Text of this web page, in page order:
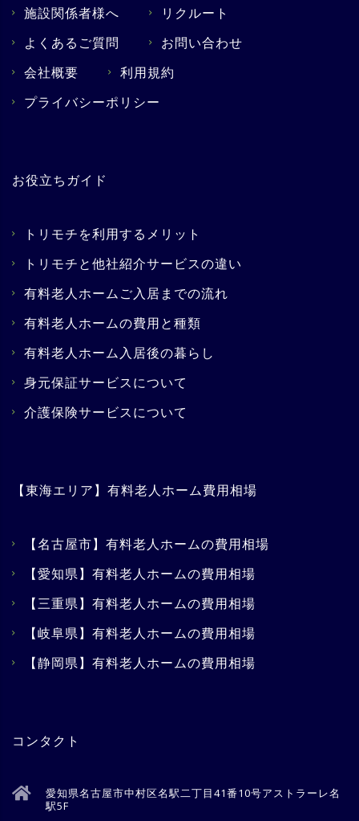
施設関係者様へ
リクルート
よくあるご質問
お問い合わせ
会社概要
利用規約
プライバシーポリシー
お役立ちガイド
トリモチを利用するメリット
トリモチと他社紹介サービスの違い
有料老人ホームご入居までの流れ
有料老人ホームの費用と種類
有料老人ホーム入居後の暮らし
身元保証サービスについて
介護保険サービスについて
【東海エリア】有料老人ホーム費用相場
【名古屋市】有料老人ホームの費用相場
【愛知県】有料老人ホームの費用相場
【三重県】有料老人ホームの費用相場
【岐阜県】有料老人ホームの費用相場
【静岡県】有料老人ホームの費用相場
コンタクト
愛知県名古屋市中村区名駅二丁目41番10号アストラーレ名
駅5F